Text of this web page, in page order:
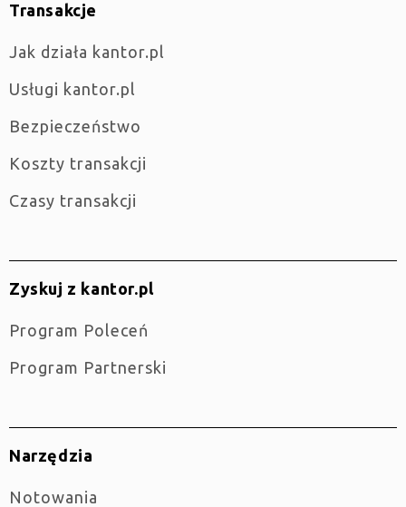
Transakcje
jak działa kantor.pl
Usługi kantor.pl
Bezpieczeństwo
Koszty transakcji
Czasy transakcji
Zyskuj z kantor.pl
Program Poleceń
Program Partnerski
Narzędzia
Notowania